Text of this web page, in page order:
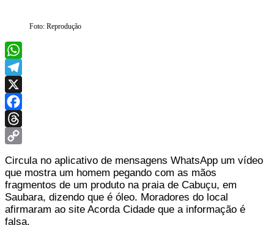
Foto: Reprodução
WhatsApp
Telegram
X
Facebook
Threads
Link
Circula no aplicativo de mensagens WhatsApp um vídeo
que mostra um homem pegando com as mãos
fragmentos de um produto na praia de Cabuçu, em
Saubara, dizendo que é óleo. Moradores do local
afirmaram ao site Acorda Cidade que a informação é
falsa.